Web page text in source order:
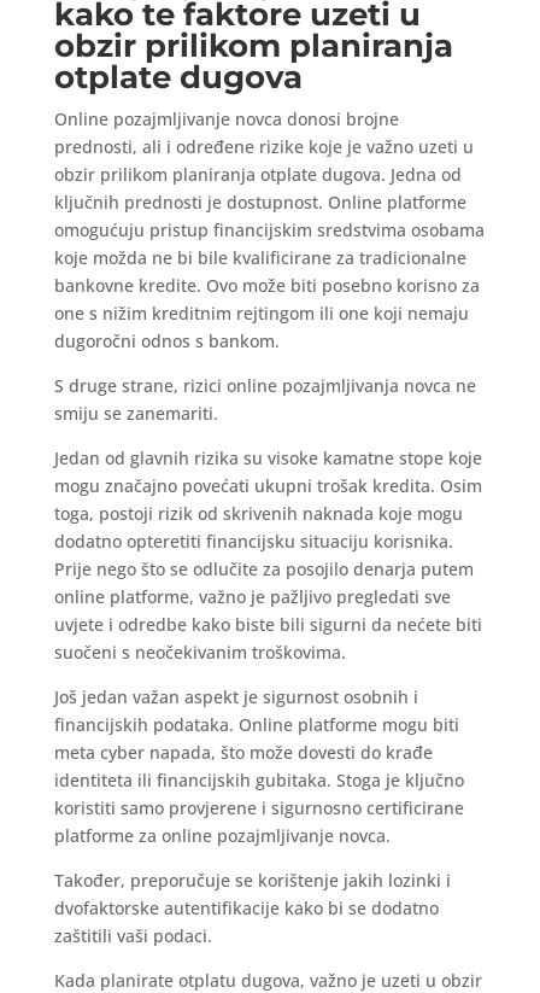
kako te faktore uzeti u
obzir prilikom planiranja
otplate dugova
Online pozajmljivanje novca donosi brojne
prednosti, ali i određene rizike koje je važno uzeti u
obzir prilikom planiranja otplate dugova. Jedna od
ključnih prednosti je dostupnost. Online platforme
omogućuju pristup financijskim sredstvima osobama
koje možda ne bi bile kvalificirane za tradicionalne
bankovne kredite. Ovo može biti posebno korisno za
one s nižim kreditnim rejtingom ili one koji nemaju
dugoročni odnos s bankom.
S druge strane, rizici online pozajmljivanja novca ne
smiju se zanemariti.
Jedan od glavnih rizika su visoke kamatne stope koje
mogu značajno povećati ukupni trošak kredita. Osim
toga, postoji rizik od skrivenih naknada koje mogu
dodatno opteretiti financijsku situaciju korisnika.
Prije nego što se odlučite za posojilo denarja putem
online platforme, važno je pažljivo pregledati sve
uvjete i odredbe kako biste bili sigurni da nećete biti
suočeni s neočekivanim troškovima.
Još jedan važan aspekt je sigurnost osobnih i
financijskih podataka. Online platforme mogu biti
meta cyber napada, što može dovesti do krađe
identiteta ili financijskih gubitaka. Stoga je ključno
koristiti samo provjerene i sigurnosno certificirane
platforme za online pozajmljivanje novca.
Također, preporučuje se korištenje jakih lozinki i
dvofaktorske autentifikacije kako bi se dodatno
zaštitili vaši podaci.
Kada planirate otplatu dugova, važno je uzeti u obzir